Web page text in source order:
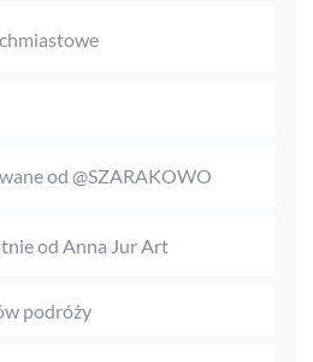
od @SZARAKOWO
od Anna Jur Art
podróży